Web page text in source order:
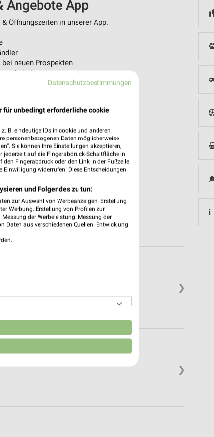
Angebote App
Öffnungszeiten in unserer App.
neuen Prospekten
planen
❯
❯
Datenschutzbestimmungen
für unbedingt erforderliche cookie
B. eindeutige IDs in cookie und anderen
personenbezogenen Daten möglicherweise
Sie können Ihre Einstellungen akzeptieren,
jederzeit auf die Fingerabdruck-Schaltfläche in
den Fingerabdruck oder den Link in der Fußzeile
Einwilligung widerrufen. Diese Entscheidungen
und Folgendes zu tun:
zur Auswahl von Werbeanzeigen. Erstellung
Werbung. Erstellung von Profilen zur
der Werbeleistung. Messung der
Daten aus verschiedenen Quellen. Entwicklung